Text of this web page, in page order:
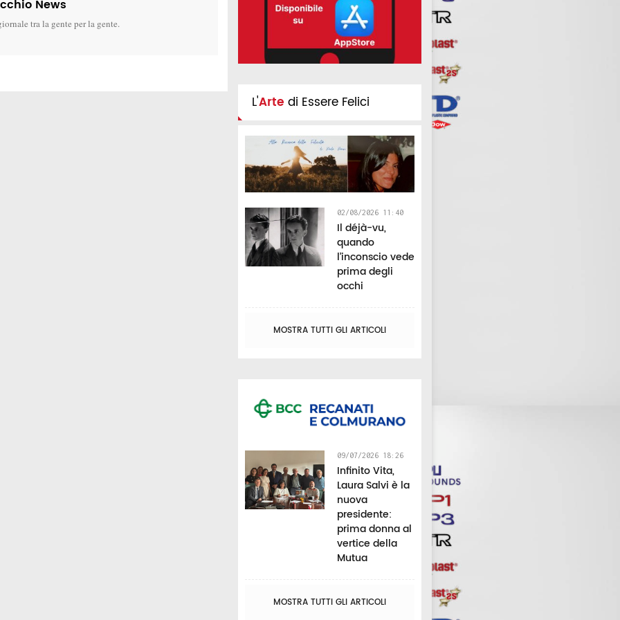
News
tra la gente per la gente.
L'Arte di Essere Felici
02/08/2026 11:40
Il déjà-vu,
quando
l’inconscio vede
prima degli
occhi
MOSTRA TUTTI GLI ARTICOLI
09/07/2026 18:26
Infinito Vita,
Laura Salvi è la
nuova
presidente:
prima donna al
vertice della
Mutua
MOSTRA TUTTI GLI ARTICOLI